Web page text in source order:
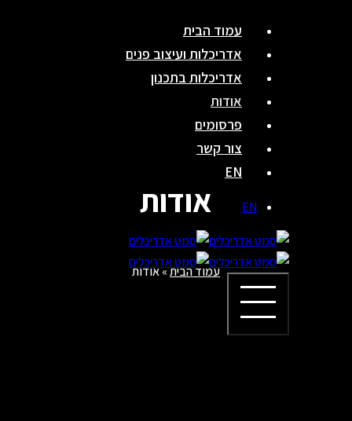
עמוד הבית
אדריכלות ועיצוב פנים
אדריכלות בתכנון
אודות
פרסומים
צור קשר
EN
EN אודות
עמוד הבית»אודות